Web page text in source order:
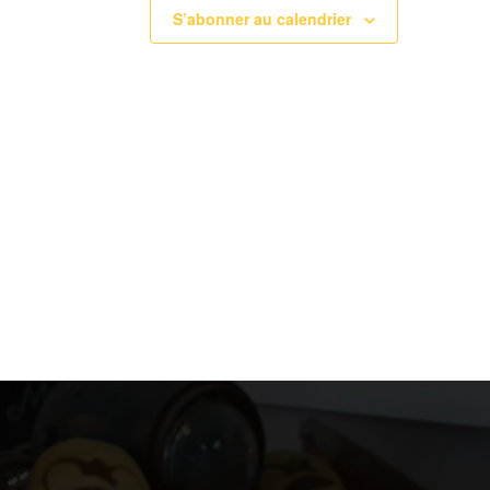
S’abonner au calendrier